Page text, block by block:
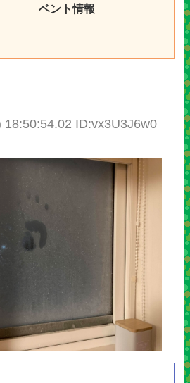
ベント情報
18:50:54.02 ID:vx3U3J6w0